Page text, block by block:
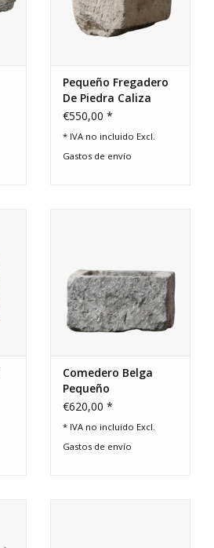
Pequeño Fregadero
De Piedra Caliza
€550,00 *
* IVA no incluido Excl.
Gastos de envío
Comedero Belga
Pequeño
€620,00 *
* IVA no incluido Excl.
Gastos de envío